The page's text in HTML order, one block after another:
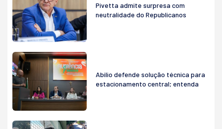
Pivetta admite surpresa com
neutralidade do Republicanos
Abilio defende solução técnica para
estacionamento central; entenda